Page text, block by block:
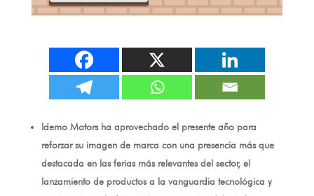
Idemo Motors ha aprovechado el presente año para
reforzar su imagen de marca con una presencia más que
destacada en las ferias más relevantes del sector, el
lanzamiento de productos a la vanguardia tecnológica y